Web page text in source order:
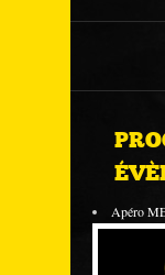
Apéro